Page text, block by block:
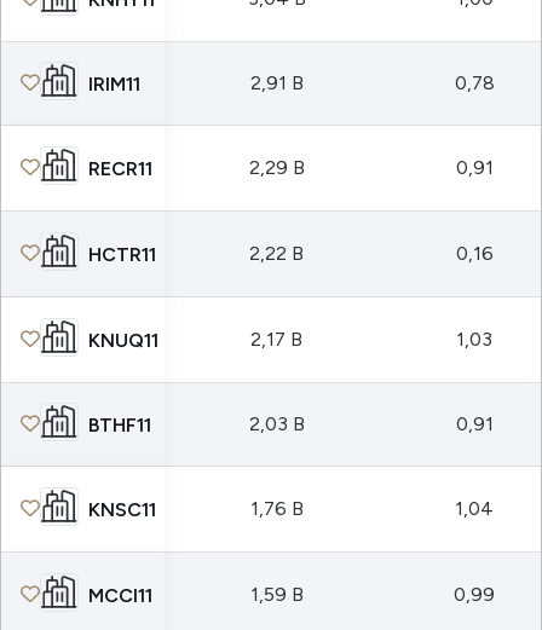
IRIM11 2,91 B 0,78
RECR11 2,29 B 0,91
HCTR11 2,22 B 0,16
KNUQ11 2,17 B 1,03
BTHF11 2,03 B 0,91
KNSC11 1,76 B 1,04
MCCI11 1,59 B 0,99